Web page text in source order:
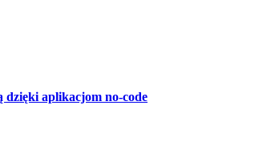
dzięki aplikacjom no-code